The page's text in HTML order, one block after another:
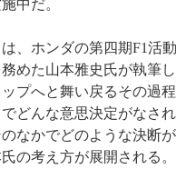
中だ。
、ホンダの第四期F1活動
めた山本雅史氏が執筆し
プへと舞い戻るその過程
どんな意思決定がなされ
なかでどのような決断が
の考え方が展開される。